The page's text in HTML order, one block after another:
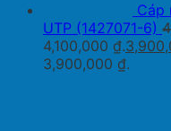
Cáp
UTP (1427071-6)
4,100,000 ₫.
3,900,000 ₫.